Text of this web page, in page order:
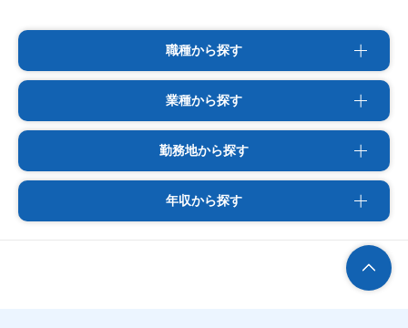
職種から探す
業種から探す
勤務地から探す
年収から探す